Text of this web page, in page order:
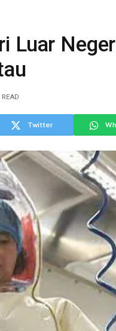
Luar
Twitter